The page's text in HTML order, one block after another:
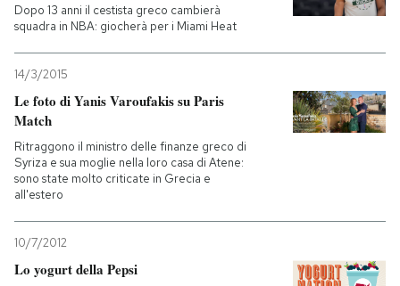
PODCAST
I MIEI PREFERITI
CALENDARIO
Dopo 13 anni il cestista greco cambierà
squadra in NBA: giocherà per i Miami Heat
14/3/2015
Le foto di Yanis Varoufakis su Paris
Match
Ritraggono il ministro delle finanze greco di
Syriza e sua moglie nella loro casa di Atene:
sono state molto criticate in Grecia e
all'estero
10/7/2012
Lo yogurt della Pepsi